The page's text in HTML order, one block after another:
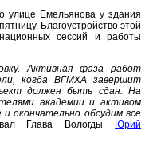
улице Емельянова у здания
Благоустройство этой
сессий и работы
Активная фаза работ
когда ВГМХА завершит
должен быть сдан. На
академии и активом
окончательно обсудим все
Глава Вологды
Юрий